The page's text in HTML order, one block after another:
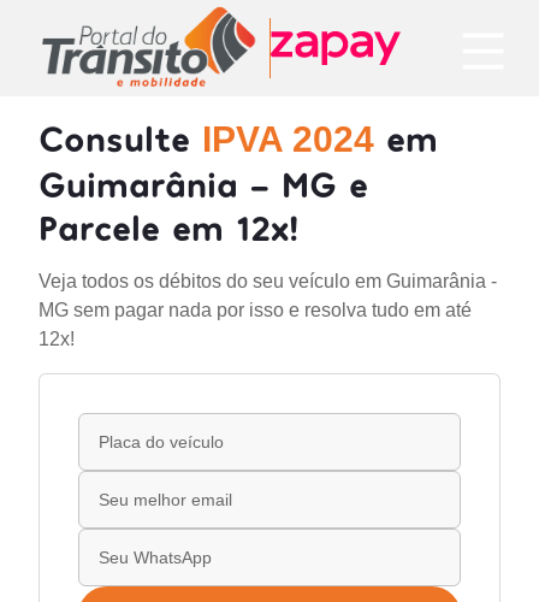
Consulte IPVA 2024 em
Guimarânia - MG e
Parcele em 12x!
Veja todos os débitos do seu veículo em Guimarânia -
MG sem pagar nada por isso e resolva tudo em até
12x!